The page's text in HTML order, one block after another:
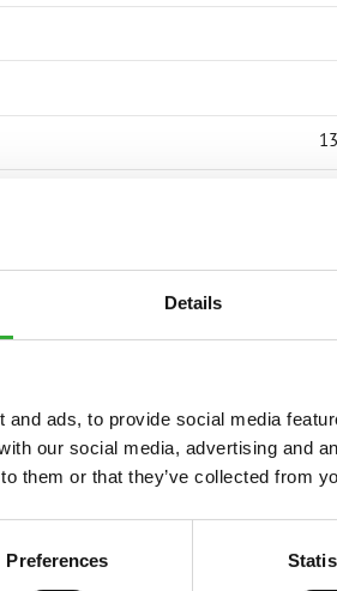
Details
ads, to provide social media
our social media, advertising and
them or that they’ve collected from
Preferences
CompatívelCompatívelAdaptávelAdaptável IncompatívelIncompatívelIncompatívelIncompatível